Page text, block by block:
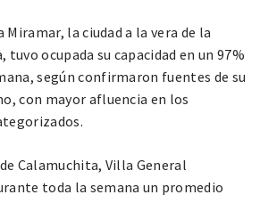
Miramar, la ciudad a la vera de la
tuvo ocupada su capacidad en un 97%
según confirmaron fuentes de su
con mayor afluencia en los
Calamuchita, Villa General
toda la semana un promedio